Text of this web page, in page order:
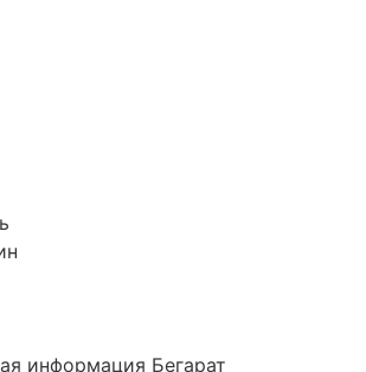
информация Бегарат